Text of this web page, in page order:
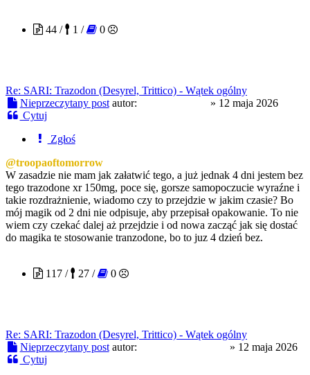
44 /
1 / 0
Re: SARI: Trazodon (Desyrel, Trittico) - Wątek ogólny
Nieprzeczytany post autor: » 12 maja 2026
Cytuj
Zgłoś
@troopaoftomorrow
W zasadzie nie mam jak załatwić tego, a już jednak 4 dni jestem bez
tego trazodone xr 150mg, poce się, gorsze samopoczucie wyraźne i
takie rozdrażnienie, wiadomo czy to przejdzie w jakim czasie? Bo
mój magik od 2 dni nie odpisuje, aby przepisał opakowanie. To nie
wiem czy czekać dalej aż przejdzie i od nowa zacząć jak się dostać
do magika te stosowanie tranzodone, bo to juz 4 dzień bez.
117 /
27 / 0
Re: SARI: Trazodon (Desyrel, Trittico) - Wątek ogólny
Nieprzeczytany post autor: » 12 maja 2026
Cytuj